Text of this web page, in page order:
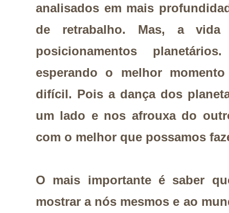
analisados em mais
de retrabalho. Mas, a vida
posicionamentos
esperando o melhor
difícil. Pois a dança dos
um lado e nos afrouxa do
com o melhor que possamos
O mais importante é saber
mostrar a nós mesmos e ao